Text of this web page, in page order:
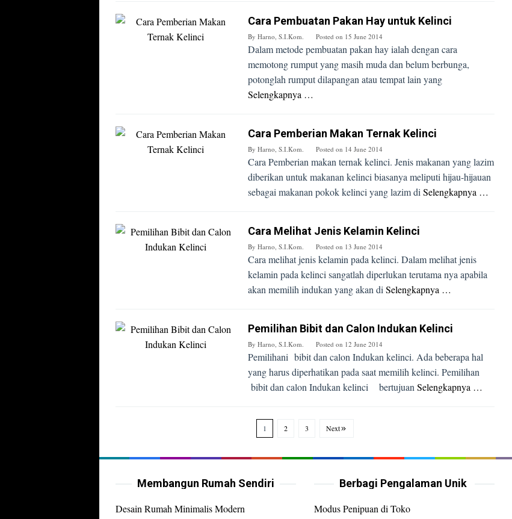
Cara Pembuatan Pakan Hay untuk Kelinci
By Harno, S.I.Kom. Posted on 15 June 2014
Dalam metode pembuatan pakan hay ialah dengan cara
memotong rumput yang masih muda dan belum berbunga,
potonglah rumput dilapangan atau tempat lain yang
Selengkapnya …
Cara Pemberian Makan Ternak Kelinci
By Harno, S.I.Kom. Posted on 14 June 2014
Cara Pemberian makan ternak kelinci. Jenis makanan yang lazim
diberikan untuk makanan kelinci biasanya meliputi hijau-hijauan
sebagai makanan pokok kelinci yang lazim di Selengkapnya …
Cara Melihat Jenis Kelamin Kelinci
By Harno, S.I.Kom. Posted on 13 June 2014
Cara melihat jenis kelamin pada kelinci. Dalam melihat jenis
kelamin pada kelinci sangatlah diperlukan terutama nya apabila
akan memilih indukan yang akan di Selengkapnya …
Pemilihan Bibit dan Calon Indukan Kelinci
By Harno, S.I.Kom. Posted on 12 June 2014
Pemilihani bibit dan calon Indukan kelinci. Ada beberapa hal
yang harus diperhatikan pada saat memilih kelinci. Pemilihan
bibit dan calon Indukan kelinci bertujuan Selengkapnya …
1 2 3 Next
Membangun Rumah Sendiri
Desain Rumah Minimalis Modern
Berbagi Pengalaman Unik
Modus Penipuan di Toko